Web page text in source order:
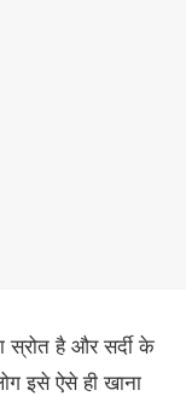
स्रोत है और सर्दी के
इसे ऐसे ही खाना